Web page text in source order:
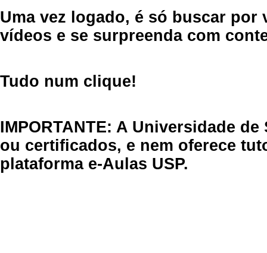
Uma vez logado, é só buscar por
vídeos e se surpreenda com
Tudo num clique!
IMPORTANTE: A Universidade
ou certificados, e nem oferece
plataforma e-Aulas USP.